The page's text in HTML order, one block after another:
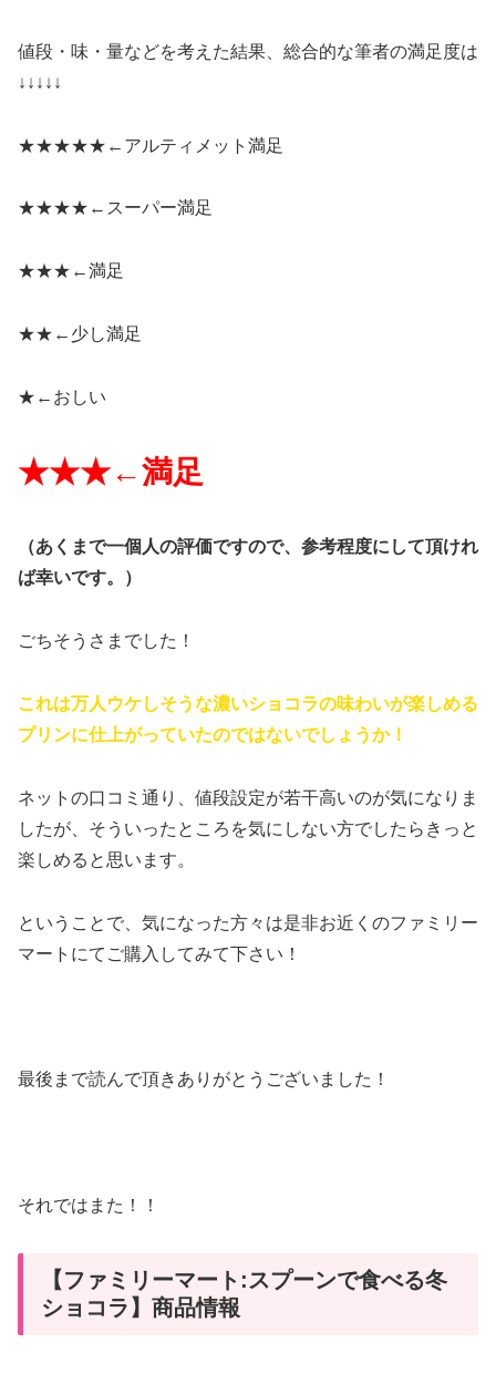
値段・味・量などを考えた結果、総合的な筆者の満足度は
↓↓↓↓↓
★★★★★← アルティメット満足
★★★★← スーパー満足
★★★←満足
★★← 少し満足
★← おしい
★★★←満足
（あくまで一個人の評価ですので、参考程度にして頂けれ
ば幸いです。）
ごちそうさまでした！
これは万人ウケしそうな濃いショコラの味わいが楽しめる
プリンに仕上がっていたのではないでしょうか！
ネットの口コミ通り、値段設定が若干高いのが気になりま
したが、そういったところを気にしない方でしたらきっと
楽しめると思います。
ということで、気になった方々は是非お近くのファミリー
マートにてご購入してみて下さい！
最後まで読んで頂きありがとうございました！
それではまた！！
【ファミリーマート:スプーンで食べる冬
ショコラ】商品情報